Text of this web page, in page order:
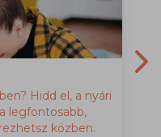
Hidd el, a nyári
legfontosabb,
közben.